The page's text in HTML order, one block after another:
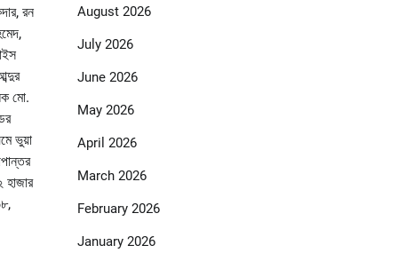
রন
মো.
ভুয়া
August 2026
July 2026
June 2026
May 2026
April 2026
March 2026
February 2026
January 2026